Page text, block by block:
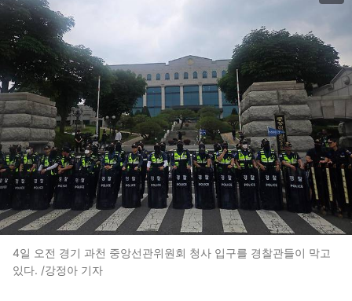
4일 오전 경기 과천 중앙선관위원회 청사 입구를 경찰관들이 막고
있다. /강정아 기자